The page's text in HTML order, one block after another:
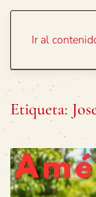
Ir al
Etiqueta: